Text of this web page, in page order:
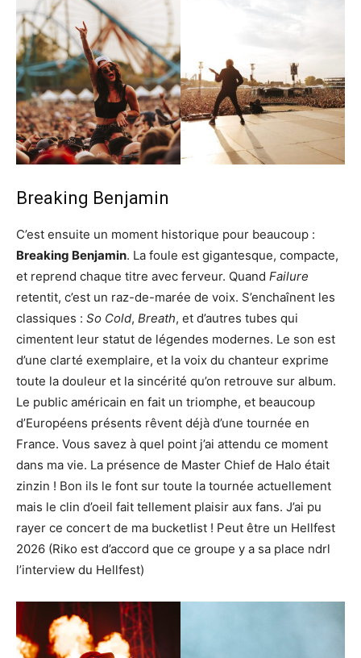
Breaking Benjamin
C’est ensuite un moment historique pour beaucoup :
Breaking Benjamin. La foule est gigantesque, compacte,
et reprend chaque titre avec ferveur. Quand Failure
retentit, c’est un raz-de-marée de voix. S’enchaînent les
classiques : So Cold, Breath, et d’autres tubes qui
cimentent leur statut de légendes modernes. Le son est
d’une clarté exemplaire, et la voix du chanteur exprime
toute la douleur et la sincérité qu’on retrouve sur album.
Le public américain en fait un triomphe, et beaucoup
d’Européens présents rêvent déjà d’une tournée en
France. Vous savez à quel point j’ai attendu ce moment
dans ma vie. La présence de Master Chief de Halo était
zinzin ! Bon ils le font sur toute la tournée actuellement
mais le clin d’oeil fait tellement plaisir aux fans. J’ai pu
rayer ce concert de ma bucketlist ! Peut être un Hellfest
2026 (Riko est d’accord que ce groupe y a sa place ndrl
l’interview du Hellfest)